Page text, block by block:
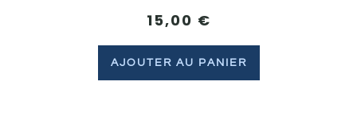
15,00 €
AJOUTER AU PANIER